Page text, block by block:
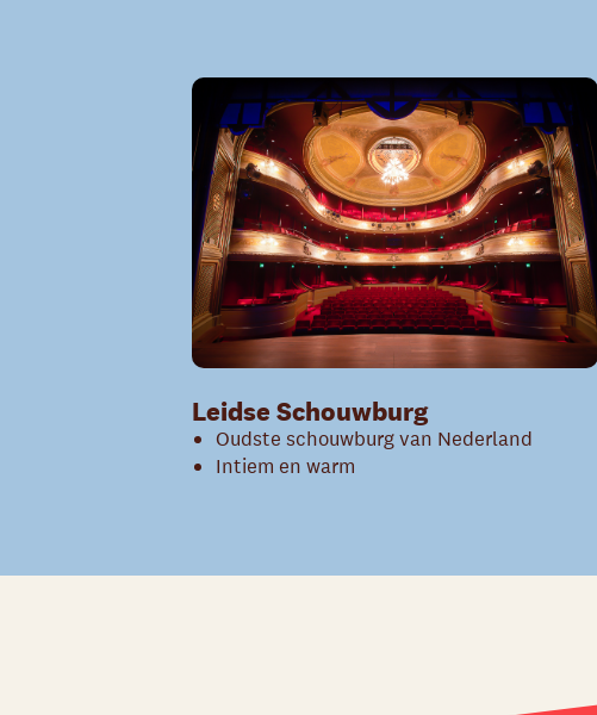
Leidse Schouwburg
Oudste schouwburg van Nederland
Intiem en warm